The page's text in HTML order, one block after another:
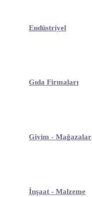
Endüstriyel
Gıda Firmaları
Giyim - Mağazalar
İnşaat - Malzeme